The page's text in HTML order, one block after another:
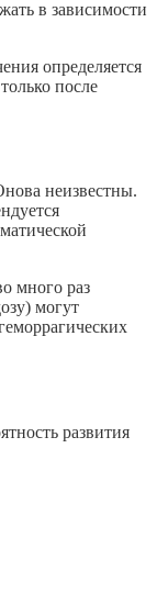
в зависимости
определяется
после
неизвестны.
много раз
могут
развития